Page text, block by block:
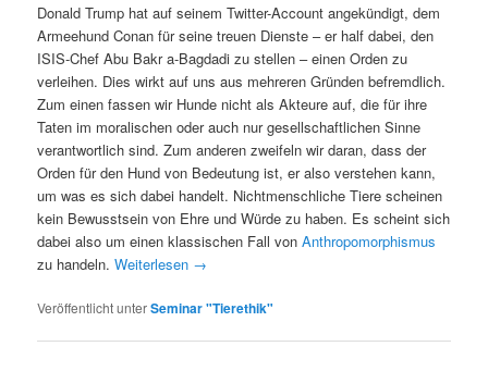
Donald Trump hat auf seinem Twitter-Account angekündigt, dem
Armeehund Conan für seine treuen Dienste – er half dabei, den
ISIS-Chef Abu Bakr a-Bagdadi zu stellen – einen Orden zu
verleihen. Dies wirkt auf uns aus mehreren Gründen befremdlich.
Zum einen fassen wir Hunde nicht als Akteure auf, die für ihre
Taten im moralischen oder auch nur gesellschaftlichen Sinne
verantwortlich sind. Zum anderen zweifeln wir daran, dass der
Orden für den Hund von Bedeutung ist, er also verstehen kann,
um was es sich dabei handelt. Nichtmenschliche Tiere scheinen
kein Bewusstsein von Ehre und Würde zu haben. Es scheint sich
dabei also um einen klassischen Fall vonAnthropomorphismus
zu handeln.Weiterlesen →
Veröffentlicht unterSeminar "Tierethik"